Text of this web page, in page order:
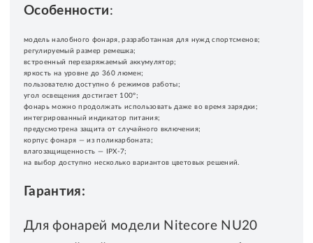
Особенности:
модель налобного фонаря, разработанная для нужд спортсменов;
регулируемый размер ремешка;
встроенный перезаряжаемый аккумулятор;
яркость на уровне до 360 люмен;
пользователю доступно 6 режимов работы;
угол освещения достигает 100°;
фонарь можно продолжать использовать даже во время зарядки;
интегрированный индикатор питания;
предусмотрена защита от случайного включения;
корпус фонаря — из поликарбоната;
влагозащищенность — IPX-7;
на выбор доступно несколько вариантов цветовых решений.
Гарантия:
Для фонарей модели Nitecore NU20